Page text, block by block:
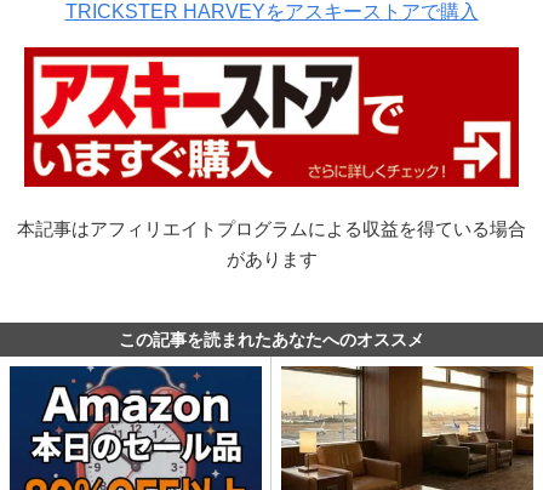
TRICKSTER HARVEYをアスキーストアで購入
本記事はアフィリエイトプログラムによる収益を得ている場合
があります
この記事を読まれたあなたへのオススメ